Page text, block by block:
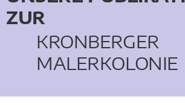
ZUR
KRONBERGER
MALERKOLONIE